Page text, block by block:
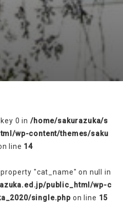
0 in /home/sakurazuka/s
wp-content/themes/saku
line 14
"cat_name" on null in
public_html/wp-c
single.php on line 15